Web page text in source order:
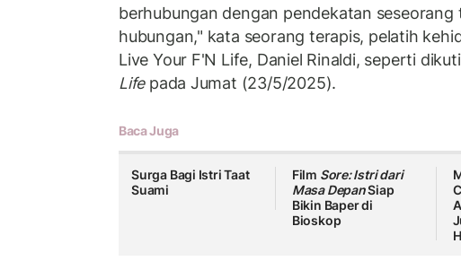
berhubungan dengan pendekatan
hubungan," kata seorang terapis, pelatih
Live Your F'N Life, Daniel Rinaldi, seperti
Life pada Jumat (23/5/2025).
Baca Juga
Surga Bagi Istri Taat
Suami
Film Sore: Istri dari
Masa DepanSiap
Bikin Baper di
Bioskop